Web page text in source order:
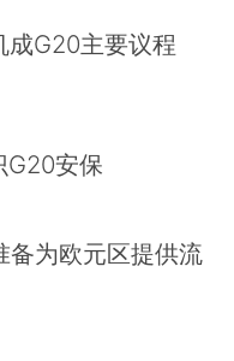
成G20主要议程
G20安保
备为欧元区提供流